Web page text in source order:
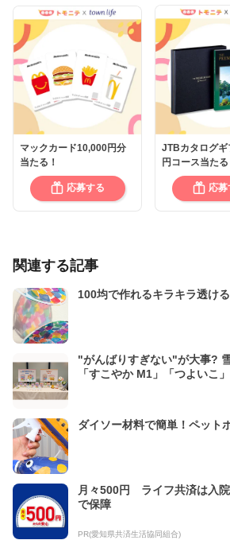
マックカード10,000円分
当たる！
応募する
JTBカタログ
円コース当たる
応募
関連する記事
100均で作れるキラキラ透け
"がんばりすぎない"が大事?
「すこやか M1」「つよいこ
ダイソー材料で簡単！ペット
月々500円 ライフ共済は入
で保障
PR(愛知県共済生活協同組合)